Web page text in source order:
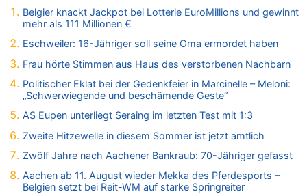
09.08.2026 - 20:53 von Wolfgang2 zu
Gigantische Marienstatue in Polen – Größer als die Christus-
Figur in Rio – Kitsch, Kunst oder Religion?
09.08.2026 - 20:29 von Hans L. zu
Figur in Rio – Kitsch, Kunst oder Religion?
Gigantische Marienstatue in Polen – Größer als die Christus-
Figur in Rio – Kitsch, Kunst oder Religion?
09.08.2026 - 20:10 von WK zu
09.08.2026 - 20:07 von WK zu
Belgier knackt Jackpot bei Lotterie EuroMillions und gewinnt
mehr als 111 Millionen €
Eschweiler: 16-Jähriger soll seine Oma ermordet haben
Frau hörte Stimmen aus Haus des verstorbenen Nachbarn
Politischer Eklat bei der Gedenkfeier in Marcinelle – Meloni:
„Schwerwiegende und beschämende Geste“
AS Eupen unterliegt Seraing im letzten Test mit 1:3
Zweite Hitzewelle in diesem Sommer ist jetzt amtlich
Zwölf Jahre nach Aachener Bankraub: 70-Jähriger gefasst
Aachen ab 11. August wieder Mekka des Pferdesports –
Belgien setzt bei Reit-WM auf starke Springreiter